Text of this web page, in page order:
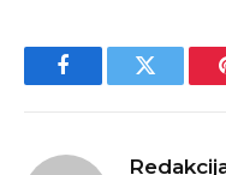
FacebookTwitter